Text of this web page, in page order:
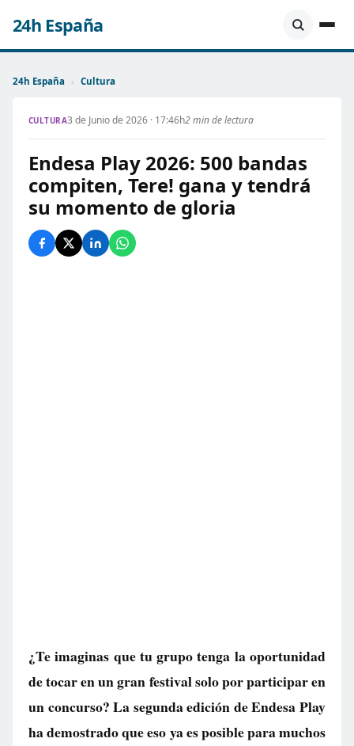
24h España
24h España › Cultura
CULTURA3 de Junio de 2026 · 17:46h2 min de lectura
Endesa Play 2026: 500 bandas
compiten, Tere! gana y tendrá
su momento de gloria
¿Te imaginas que tu grupo tenga la oportunidad
de tocar en un gran festival solo por participar en
un concurso? La segunda edición de Endesa Play
ha demostrado que eso ya es posible para muchos